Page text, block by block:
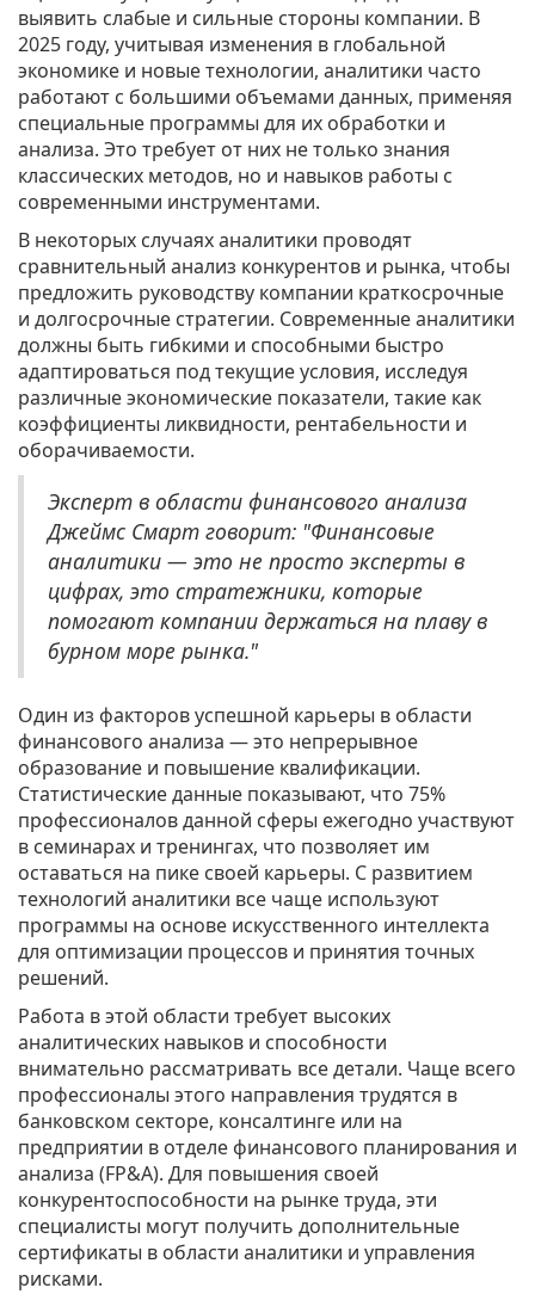
выявить слабые и сильные стороны компании. В
2025 году, учитывая изменения в глобальной
экономике и новые технологии, аналитики часто
работают с большими объемами данных, применяя
специальные программы для их обработки и
анализа. Это требует от них не только знания
классических методов, но и навыков работы с
современными инструментами.
В некоторых случаях аналитики проводят
сравнительный анализ конкурентов и рынка, чтобы
предложить руководству компании краткосрочные
и долгосрочные стратегии. Современные аналитики
должны быть гибкими и способными быстро
адаптироваться под текущие условия, исследуя
различные экономические показатели, такие как
коэффициенты ликвидности, рентабельности и
оборачиваемости.
Эксперт в области финансового анализа
Джеймс Смарт говорит: "Финансовые
аналитики — это не просто эксперты в
цифрах, это стратежники, которые
помогают компании держаться на плаву в
бурном море рынка."
Один из факторов успешной карьеры в области
финансового анализа — это непрерывное
образование и повышение квалификации.
Статистические данные показывают, что 75%
профессионалов данной сферы ежегодно участвуют
в семинарах и тренингах, что позволяет им
оставаться на пике своей карьеры. С развитием
технологий аналитики все чаще используют
программы на основе искусственного интеллекта
для оптимизации процессов и принятия точных
решений.
Работа в этой области требует высоких
аналитических навыков и способности
внимательно рассматривать все детали. Чаще всего
профессионалы этого направления трудятся в
банковском секторе, консалтинге или на
предприятии в отделе финансового планирования и
анализа (FP&A). Для повышения своей
конкурентоспособности на рынке труда, эти
специалисты могут получить дополнительные
сертификаты в области аналитики и управления
рисками.